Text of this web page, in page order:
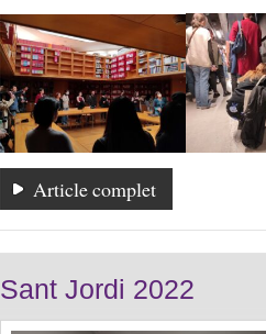
Article complet
Sant Jordi 2022